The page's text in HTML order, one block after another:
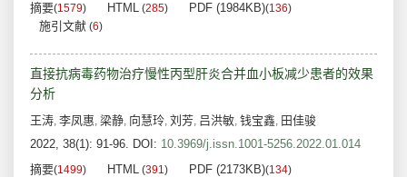
摘要(1579) HTML (285) PDF (1984KB)(136)
施引文献 (6)
直接抗病毒药物治疗慢性丙型肝炎合并血小板减少患者的效果
分析
王涛, 李凤惠, 梁静, 向慧玲, 刘芳, 吕洪敏, 钱宝鑫, 田佳骏
2022, 38(1): 91-96. DOI: 10.3969/j.issn.1001-5256.2022.01.014
摘要(1499) HTML (391) PDF (2173KB)(134)